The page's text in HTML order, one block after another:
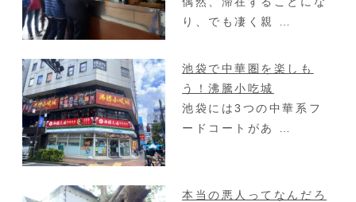
り、でも凄く親 …
池袋で中華圏を楽しも
う！沸騰小吃城
池袋には3つの中華系フ
ードコートがあ …
本当の悪人ってなんだろ